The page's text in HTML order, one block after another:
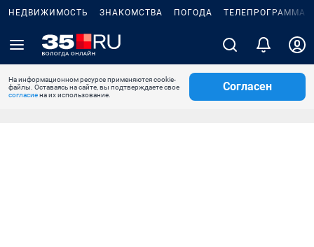
НЕДВИЖИМОСТЬ ЗНАКОМСТВА ПОГОДА ТЕЛЕПРОГРАММА
На информационном ресурсе применяются cookie-
файлы. Оставаясь на сайте, вы подтверждаете свое
согласиена их использование.
Согласен